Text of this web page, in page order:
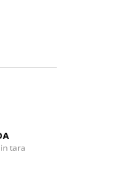
tara